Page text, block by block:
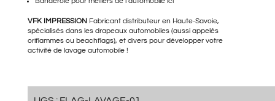
166,80€.99,00€.
VFK IMPRESSION Fabricant distributeur en Haute-Savoie,
spécialisés dans les drapeaux automobiles (aussi appelés
oriflammes ou beachflags), et divers pour développer votre
activité de lavage automobile !